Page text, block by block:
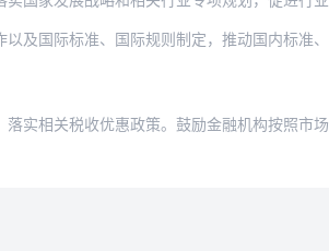
，推动国内标准、认证认可与国际互认。参加或者推动建…
金融机构按照市场化法治化原则对符合条件的行业协会商…